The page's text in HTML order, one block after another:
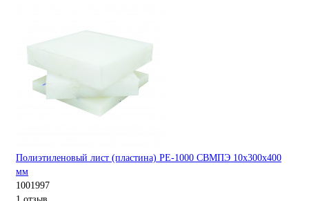
Полиэтиленовый лист (пластина) PE-1000 СВМПЭ 10х300х400
мм
1001997